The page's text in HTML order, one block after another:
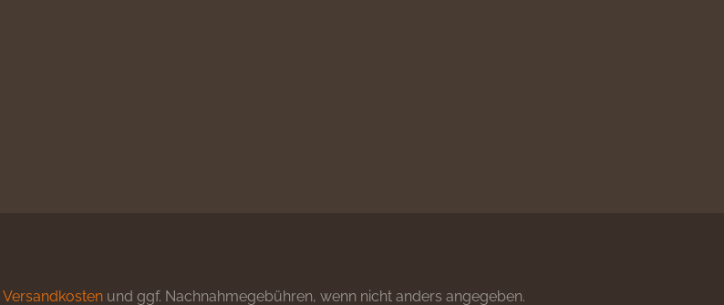
Versandkosten und ggf. Nachnahmegebühren, wenn nicht anders angegeben.